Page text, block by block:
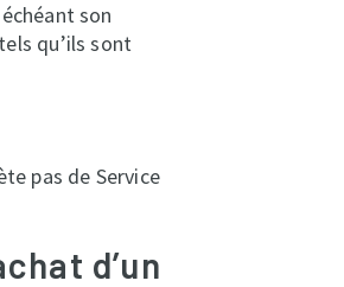
son
qu’ils sont
pas de Service
d’un